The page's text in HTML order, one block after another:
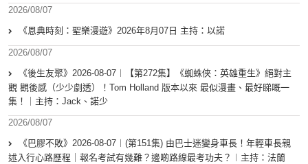
2026/08/07
《恩典時刻：聖樂漫遊》2026年8月07日 主持：以諾
2026/08/07
《後生友聚》2026-08-07︱【第272集】《蜘蛛俠：英雄重生》絕對主
觀 觀後感（少少劇透）！Tom Holland 版本以來 最似漫畫、最好睇嘅一
集！｜主持：Jack、諾少
2026/08/07
《巴膠不敗》2026-08-07︱(第151集) 由巴士迷變身車長！年輕車長親
述入行心路歷程｜報名考試有幾難？邊啲路線最考功夫？︱主持：法蘭